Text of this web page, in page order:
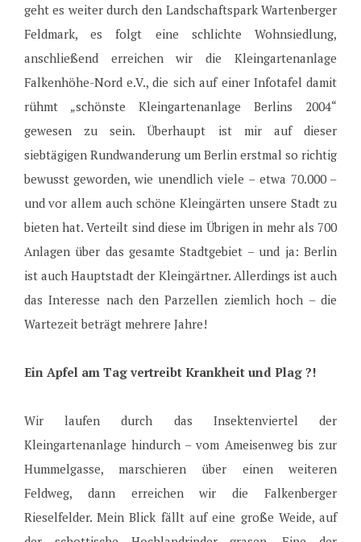
geht es weiter durch den Landschaftspark Wartenberger
Feldmark, es folgt eine schlichte Wohnsiedlung,
anschließend erreichen wir die Kleingartenanlage
Falkenhöhe-Nord e.V., die sich auf einer Infotafel damit
rühmt „schönste Kleingartenanlage Berlins 2004“
gewesen zu sein. Überhaupt ist mir auf dieser
siebtägigen Rundwanderung um Berlin erstmal so richtig
bewusst geworden, wie unendlich viele – etwa 70.000 –
und vor allem auch schöne Kleingärten unsere Stadt zu
bieten hat. Verteilt sind diese im Übrigen in mehr als 700
Anlagen über das gesamte Stadtgebiet – und ja: Berlin
ist auch Hauptstadt der Kleingärtner. Allerdings ist auch
das Interesse nach den Parzellen ziemlich hoch – die
Wartezeit beträgt mehrere Jahre!
Ein Apfel am Tag vertreibt Krankheit und Plag ?!
Wir laufen durch das Insektenviertel der
Kleingartenanlage hindurch – vom Ameisenweg bis zur
Hummelgasse, marschieren über einen weiteren
Feldweg, dann erreichen wir die Falkenberger
Rieselfelder. Mein Blick fällt auf eine große Weide, auf